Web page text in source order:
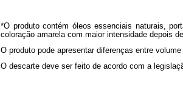
*O produto contém óleos essenciais naturais,
coloração amarela com maior intensidade depois
O produto pode apresentar diferenças entre
O descarte deve ser feito de acordo com a